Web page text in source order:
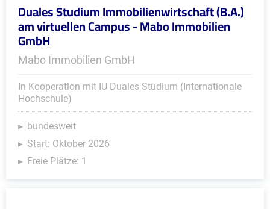
Duales Studium Immobilienwirtschaft (B.A.)
am virtuellen Campus - Mabo Immobilien
GmbH
Mabo Immobilien GmbH
In Kooperation mit IU Duales Studium (Internationale
Hochschule)
bundesweit
Start: Oktober 2026
Freie Plätze: 1